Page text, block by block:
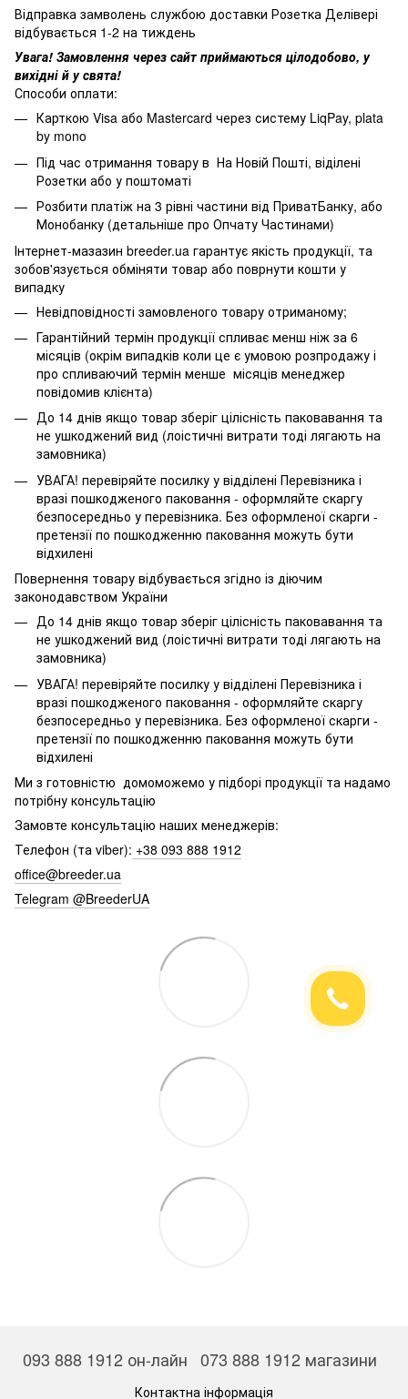
Відправка замволень службою доставки Розетка Делівері
відбувається 1-2 на тиждень
Увага! Замовлення через сайт приймаються цілодобово, у
вихідні й у свята!
Способи оплати:
Карткою Visa або Mastercard через систему LiqPay, plata
by mono
Під час отримання товару в На Новій Пошті, віділені
Розетки або у поштоматі
Розбити платіж на 3 рівні частини від ПриватБанку, або
Монобанку (детальніше про Опчату Частинами)
Інтернет-мазазин breeder.ua гарантує якість продукції, та
зобов'язується обміняти товар або поврнути кошти у
випадку
Невідповідності замовленого товару отриманому;
Гарантійний термін продукції спливає менш ніж за 6
місяців (окрім випадків коли це є умовою розпродажу і
про спливаючий термін менше місяців менеджер
повідомив клієнта)
До 14 днів якщо товар зберіг цілісність паковавання та
не ушкоджений вид (лоістичні витрати тоді лягають на
замовника)
УВАГА! перевіряйте посилку у відділені Перевізника і
вразі пошкодженого паковання - оформляйте скаргу
безпосередньо у перевізника. Без оформленої скарги -
претензії по пошкодженню паковання можуть бути
відхилені
Повернення товару відбувається згідно із діючим
законодавством України
До 14 днів якщо товар зберіг цілісність паковавання та
не ушкоджений вид (лоістичні витрати тоді лягають на
замовника)
УВАГА! перевіряйте посилку у відділені Перевізника і
вразі пошкодженого паковання - оформляйте скаргу
безпосередньо у перевізника. Без оформленої скарги -
претензії по пошкодженню паковання можуть бути
відхилені
Ми з готовністю домоможемо у підборі продукції та надамо
потрібну консультацію
Замовте консультацію наших менеджерів:
Телефон (та viber): +38 093 888 1912
office@breeder.ua
Telegram @BreederUA
093 888 1912 он-лайн 073 888 1912 магазини
Контактна інформація